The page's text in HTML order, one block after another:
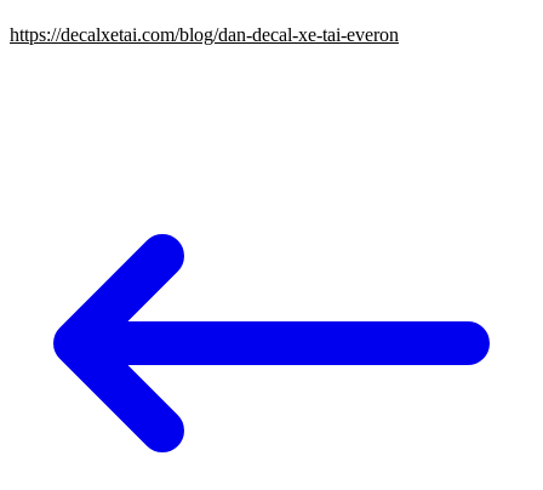
https://decalxetai.com/blog/dan-decal-xe-tai-everon